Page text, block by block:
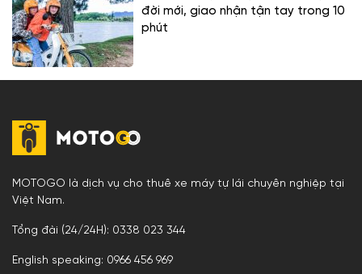
đời mới, giao nhận tận tay trong 10
phút
MOTOGO là dịch vụ cho thuê xe máy tự lái chuyên nghiệp tại
Việt Nam.
Tổng đài (24/24H): 0338 023 344
English speaking: 0966 456 969